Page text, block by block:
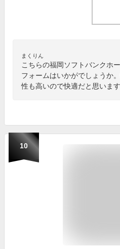
まくりん
こちらの福岡ソフトバンクホ
フォームはいかがでしょうか
性も高いので快適だと思います
10